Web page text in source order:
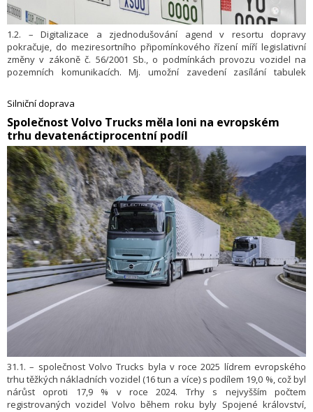
1.2. – Digitalizace a zjednodušování agend v resortu dopravy
pokračuje, do meziresortního připomínkového řízení míří legislativní
změny v zákoně č. 56/2001 Sb., o podmínkách provozu vozidel na
pozemních komunikacích. Mj. umožní zavedení zasílání tabulek
boxů či přenositelnost značek. Úpravy též vytvoří podmínky pro
automatizaci vyřizování žádostí v oblasti registrace vozidel a odstraní
pro občany i podnikatele nutnost návštěvy úřadu. Změny se celkově
mají dotknout 4 zákonů. Uvedlo to Ministerstvo dopravy v tiskové
zprávě.
Silniční doprava
​Společnost Volvo Trucks měla loni na evropském
trhu devatenáctiprocentní podíl
31.1. – společnost Volvo Trucks byla v roce 2025 lídrem evropského
trhu těžkých nákladních vozidel (16 tun a více) s podílem 19,0 %, což byl
nárůst oproti 17,9 % v roce 2024. Trhy s nejvyšším počtem
registrovaných vozidel Volvo během roku byly Spojené království,